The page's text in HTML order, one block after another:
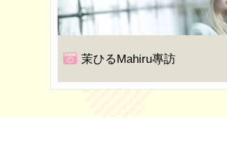
茉ひるMahiru專訪